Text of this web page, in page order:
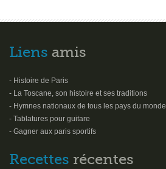
Liens amis
- Histoire de Paris
- La Toscane, son histoire et ses traditions
- Hymnes nationaux de tous les pays du monde
- Tablatures pour guitare
- Gagner aux paris sportifs
Recettes récentes